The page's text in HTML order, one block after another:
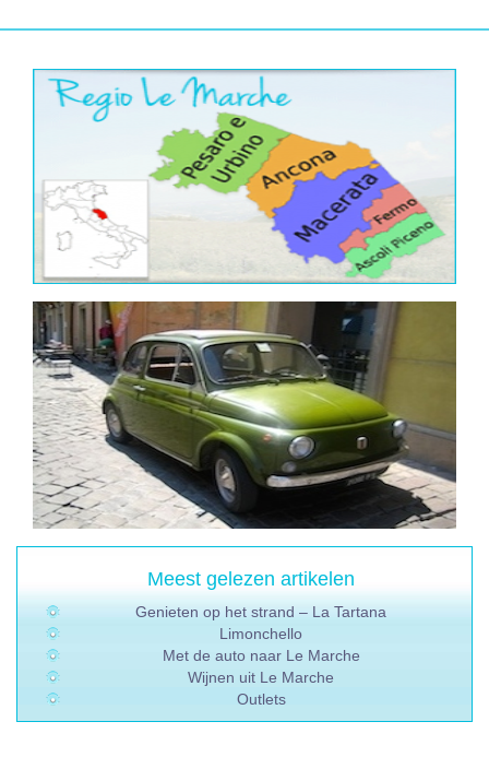
Meest gelezen artikelen
Genieten op het strand – La Tartana
Limonchello
Met de auto naar Le Marche
Wijnen uit Le Marche
Outlets